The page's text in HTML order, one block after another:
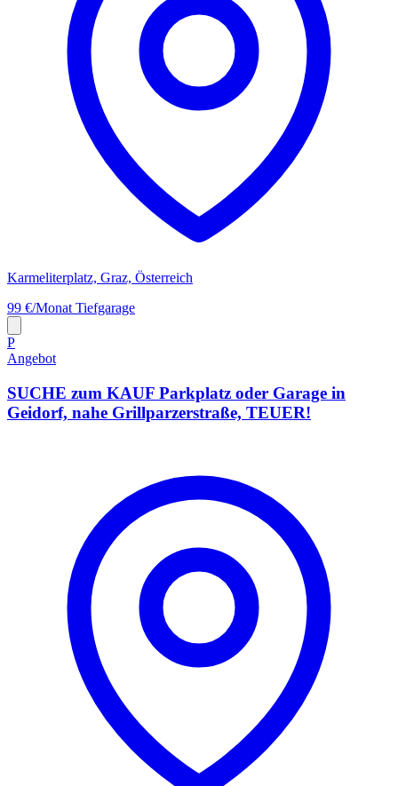
Karmeliterplatz, Graz, Österreich
99 €/Monat Tiefgarage
P
Angebot
SUCHE zum KAUF Parkplatz oder Garage in
Geidorf, nahe Grillparzerstraße, TEUER!